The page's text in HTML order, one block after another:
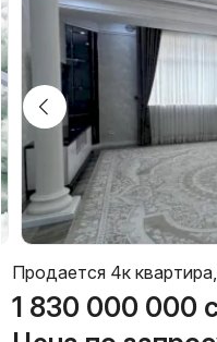
Продается 4к квартира,
1 830 000 000